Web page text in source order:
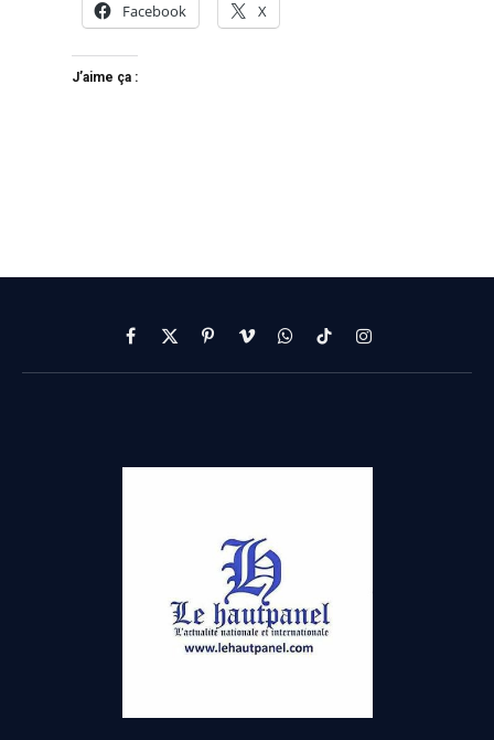
Facebook X
J’aime ça :
Facebook
X
(Twitter)
PinterestVimeoWhatsApp
TikTokInstagram